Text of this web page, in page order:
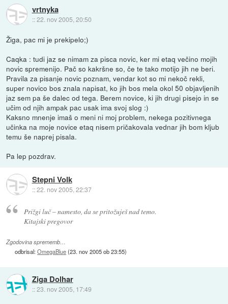
vrtnyka
::22. nov 2005, 20:50
Žiga, pac mi je prekipelo;)
Caqka : tudi jaz se nimam za pisca novic, ker mi etaq večino mojih
novic spremenijo. Pač so kakršne so, če te tako motijo jih ne beri.
Pravila za pisanje novic poznam, vendar kot so mi nekoč rekli,
super novico bos znala napisat, ko jih bos mela okol 50 objavljenih
jaz sem pa še dalec od tega. Berem novice, ki jih drugi pisejo in se
učim od njih ampak pac usak ima svoj slog :)
Kaksno mnenje imaš o meni ni moj problem, nekega pozitivnega
učinka na moje novice etaq nisem pričakovala vednar jih bom kljub
temu še naprej pisala.
Pa lep pozdrav.
Stepni Volk
::22. nov 2005, 22:37
Prižgi luč – namesto, da se pritožuješ nad temo.
Kitajski pregovor
Zgodovina sprememb…
odbrisal:OmegaBlue(23. nov 2005 ob 23:55)
Ziga Dolhar
::23. nov 2005, 17:49